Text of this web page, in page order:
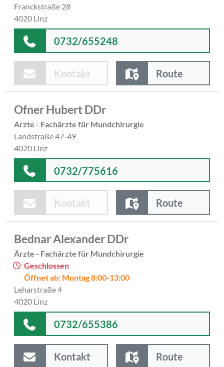
Franckstraße 28
4020 Linz
0732/655248
Kontakt Route
Ofner Hubert DDr
Ärzte - Fachärzte für Mundchirurgie
Landstraße 47-49
4020 Linz
0732/775616
Kontakt Route
Bednar Alexander DDr
Ärzte - Fachärzte für Mundchirurgie
Geschlossen
Öffnet ab: Montag 8:00-13:00
Leharstraße 4
4020 Linz
0732/655386
Kontakt Route